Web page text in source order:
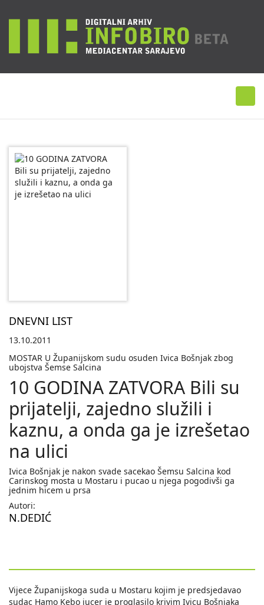
DNEVNI LIST
13.10.2011
MOSTAR U Županijskom sudu osuden Ivica Bošnjak zbog
ubojstva Šemse Salcina
10 GODINA ZATVORA Bili su
prijatelji, zajedno služili i
kaznu, a onda ga je izrešetao
na ulici
Ivica Bošnjak je nakon svade sacekao Šemsu Salcina kod
Carinskog mosta u Mostaru i pucao u njega pogodivši ga
jednim hicem u prsa
Autori:
N.DEDIĆ
Vijece Županijskoga suda u Mostaru kojim je predsjedavao
sudac Hamo Kebo jucer je proglasilo krivim Ivicu Bošnjaka